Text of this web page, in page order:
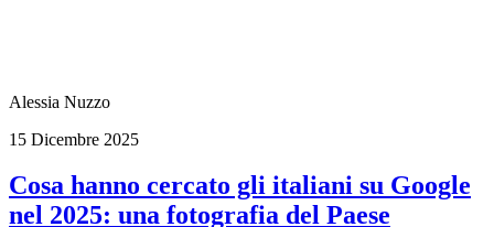
Alessia Nuzzo
15 Dicembre 2025
Cosa hanno cercato gli italiani su Google
nel 2025: una fotografia del Paese